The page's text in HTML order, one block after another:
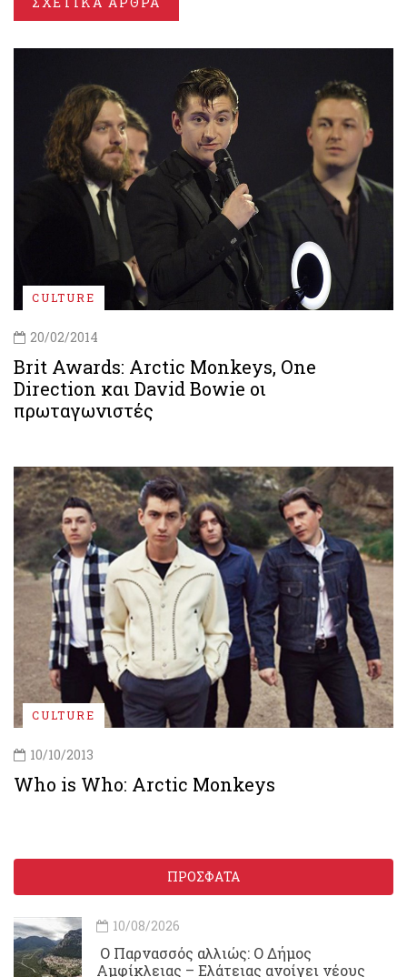
CULTURE
20/02/2014
Brit Awards: Arctic Monkeys, One
Direction και David Bowie οι
πρωταγωνιστές
CULTURE
10/10/2013
Who is Who: Arctic Monkeys
ΠΡΟΣΦΑΤΑ
10/08/2026
Ο Παρνασσός αλλιώς: Ο Δήμος
Αμφίκλειας – Ελάτειας ανοίγει νέους